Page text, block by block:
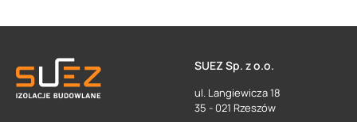
SUEZ Sp. z o.o.
ul. Langiewicza 18
35 - 021 Rzeszów